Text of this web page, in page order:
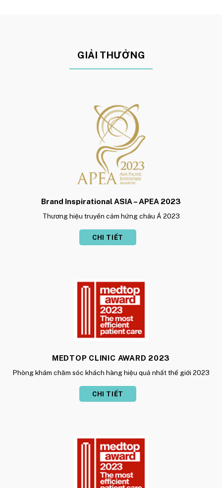
GIẢI THƯỞNG
Brand Inspirational ASIA – APEA 2023
Thương hiệu truyền cảm hứng châu Á 2023
CHI TIẾT
MEDTOP CLINIC AWARD 2023
Phòng khám chăm sóc khách hàng hiệu quả nhất thế giới 2023
CHI TIẾT